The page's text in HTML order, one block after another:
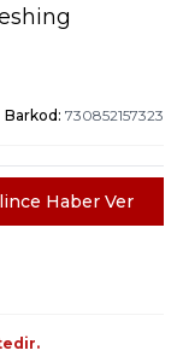
Barkod: 730852157323
Haber Ver